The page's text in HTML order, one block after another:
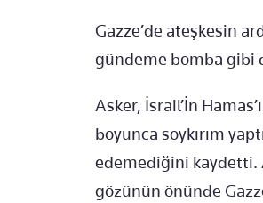
Gazze’de ateşkesin
gündeme bomba gibi
Asker, İsrail’İn
boyunca soykırım
edemediğini kaydetti.
gözünün önünde